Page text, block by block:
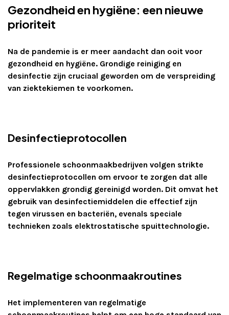
Gezondheid en hygiëne: een nieuwe
prioriteit
Na de pandemie is er meer aandacht dan ooit voor
gezondheid en hygiëne. Grondige reiniging en
desinfectie zijn cruciaal geworden om de verspreiding
van ziektekiemen te voorkomen.
Desinfectieprotocollen
Professionele schoonmaakbedrijven volgen strikte
desinfectieprotocollen om ervoor te zorgen dat alle
oppervlakken grondig gereinigd worden. Dit omvat het
gebruik van desinfectiemiddelen die effectief zijn
tegen virussen en bacteriën, evenals speciale
technieken zoals elektrostatische spuittechnologie.
Regelmatige schoonmaakroutines
Het implementeren van regelmatige